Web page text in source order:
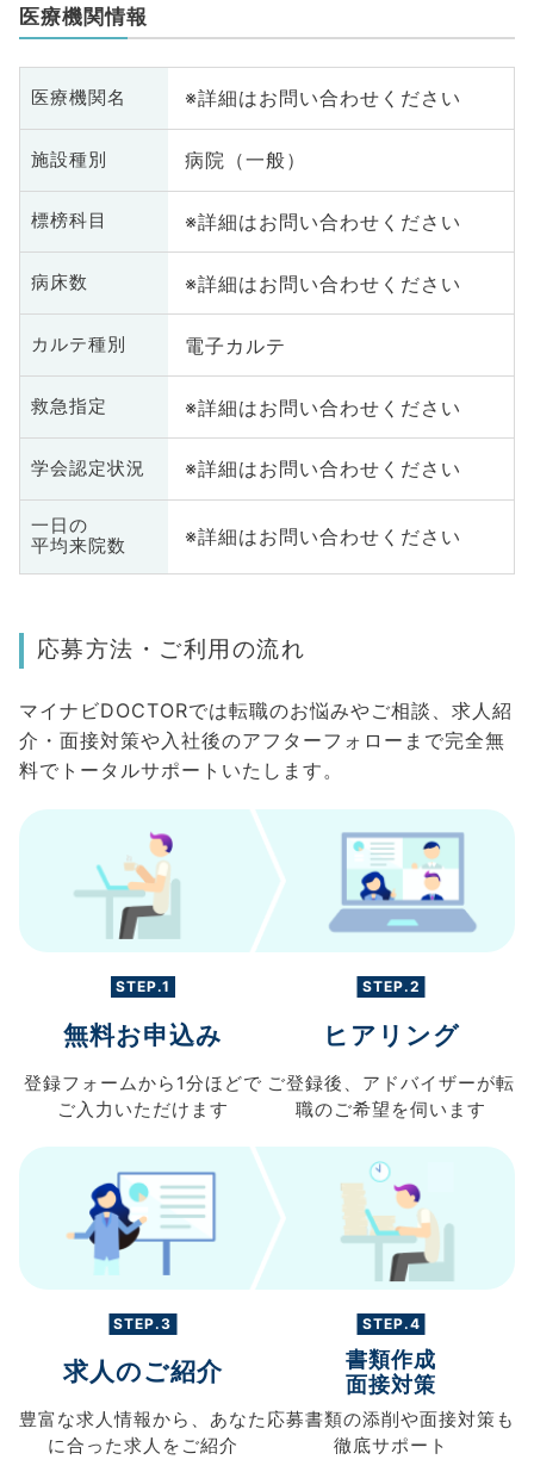
医療機関情報
医療機関名 ※詳細はお問い合わせください
施設種別 病院（一般）
標榜科目 ※詳細はお問い合わせください
病床数 ※詳細はお問い合わせください
カルテ種別 電子カルテ
救急指定 ※詳細はお問い合わせください
学会認定状況 ※詳細はお問い合わせください
一日の
平均来院数
※詳細はお問い合わせください
応募方法・ご利用の流れ
マイナビDOCTORでは転職のお悩みやご相談、求人紹
介・面接対策や入社後のアフターフォローまで完全無
料でトータルサポートいたします。
STEP.1
無料お申込み
登録フォームから 1分ほどで
ご入力 いただけます
STEP.2
ヒアリング
ご登録後、 アドバイザーが転
職のご希望を伺います
STEP.3
求人のご紹介
豊富な求人情報から、 あなた
に合った求人を ご紹介
STEP.4
書類作成
面接対策
応募書類の添削や面接対策も
徹底サポート